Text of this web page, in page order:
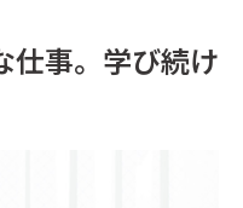
仕事。学び続け